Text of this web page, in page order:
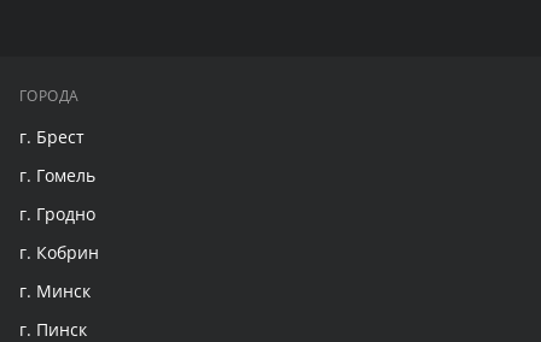
ГОРОДА
г. Брест
г. Гомель
г. Гродно
г. Кобрин
г. Минск
г. Пинск